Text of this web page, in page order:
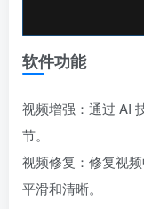
软件功能
视频增强：通过 AI
节。
视频修复：修复视
平滑和清晰。